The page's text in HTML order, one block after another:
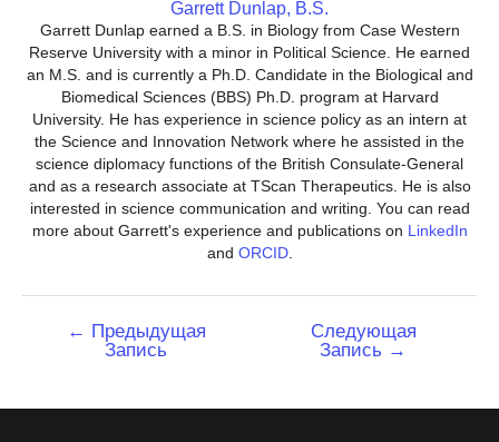
Garrett Dunlap, B.S.
Garrett Dunlap earned a B.S. in Biology from Case Western
Reserve University with a minor in Political Science. He earned
an M.S. and is currently a Ph.D. Candidate in the Biological and
Biomedical Sciences (BBS) Ph.D. program at Harvard
University. He has experience in science policy as an intern at
the Science and Innovation Network where he assisted in the
science diplomacy functions of the British Consulate-General
and as a research associate at TScan Therapeutics. He is also
interested in science communication and writing. You can read
more about Garrett's experience and publications on LinkedIn
and ORCID.
Навигация
← Предыдущая
Запись
Следующая
Запись →